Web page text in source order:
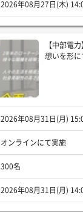
2026年08月27日(木)
【中部電
想いを形に
2026年08月31日(月)
オンラインにて実施
300名
2026年08月31日(月)